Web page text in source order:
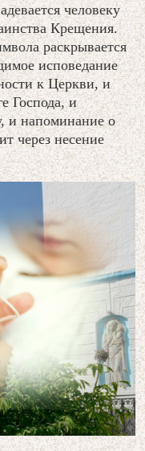
человеку
Крещения.
раскрывается
исповедание
к Церкви, и
Господа, и
и напоминание о
через несение